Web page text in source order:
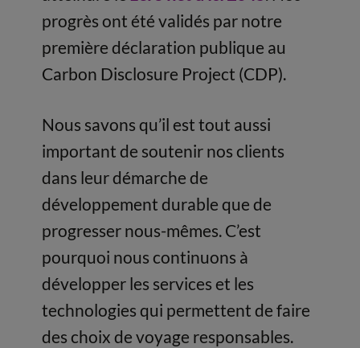
progrès ont été validés par notre
première déclaration publique au
Carbon Disclosure Project (CDP).
Nous savons qu’il est tout aussi
important de soutenir nos clients
dans leur démarche de
développement durable que de
progresser nous-mêmes. C’est
pourquoi nous continuons à
développer les services et les
technologies qui permettent de faire
des choix de voyage responsables.